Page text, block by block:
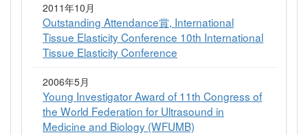
2011年10月
Outstanding Attendance賞, International
Tissue Elasticity Conference 10th International
Tissue Elasticity Conference
2006年5月
Young Investigator Award of 11th Congress of
the World Federation for Ultrasound in
Medicine and Biology (WFUMB)